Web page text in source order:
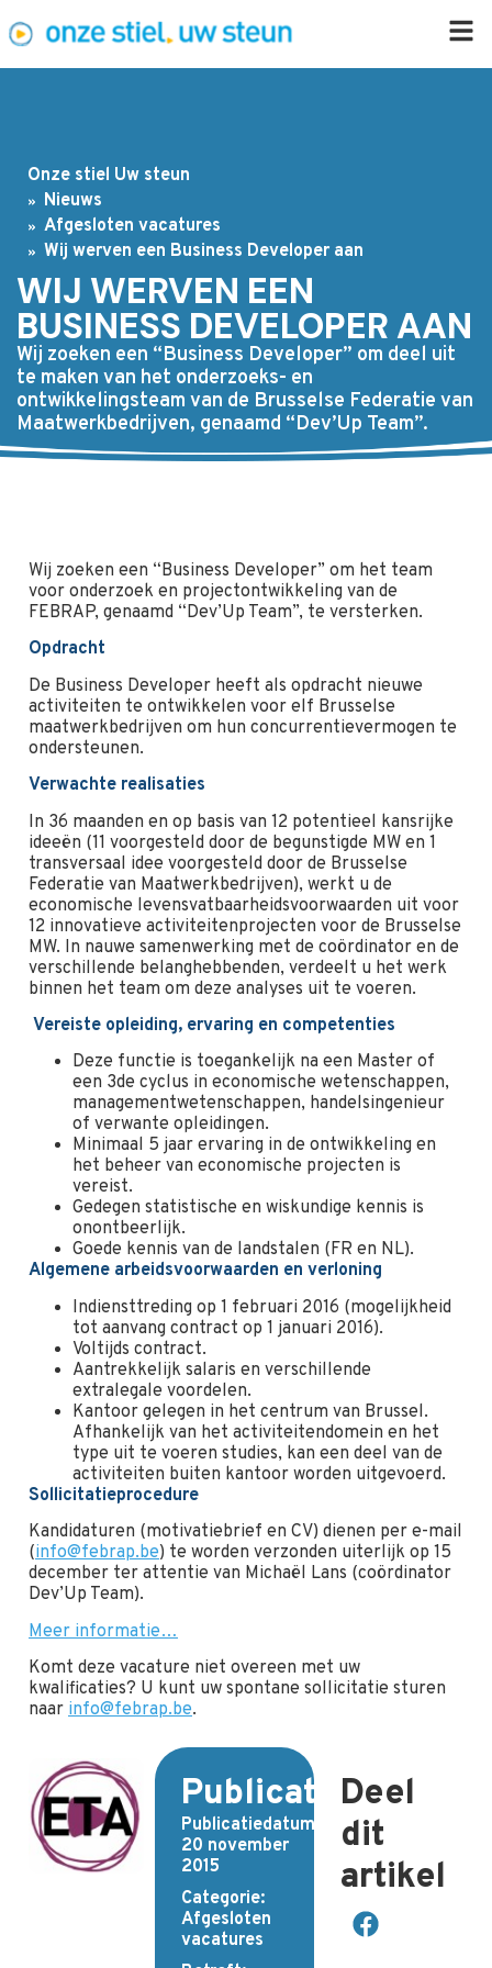
Onze stiel Uw steun
Nieuws
Afgesloten vacatures
Wij werven een Business Developer aan
WIJ WERVEN EEN
BUSINESS DEVELOPER AAN
Wij zoeken een “Business Developer” om deel uit
te maken van het onderzoeks- en
ontwikkelingsteam van de Brusselse Federatie van
Maatwerkbedrijven, genaamd “Dev’Up Team”.
Wij zoeken een “Business Developer” om het team
voor onderzoek en projectontwikkeling van de
FEBRAP, genaamd “Dev’Up Team”, te versterken.
Opdracht
De Business Developer heeft als opdracht nieuwe
activiteiten te ontwikkelen voor elf Brusselse
maatwerkbedrijven om hun concurrentievermogen te
ondersteunen.
Verwachte realisaties
In 36 maanden en op basis van 12 potentieel kansrijke
ideeën (11 voorgesteld door de begunstigde MW en 1
transversaal idee voorgesteld door de Brusselse
Federatie van Maatwerkbedrijven), werkt u de
economische levensvatbaarheidsvoorwaarden uit voor
12 innovatieve activiteitenprojecten voor de Brusselse
MW. In nauwe samenwerking met de coördinator en de
verschillende belanghebbenden, verdeelt u het werk
binnen het team om deze analyses uit te voeren.
Vereiste opleiding, ervaring en competenties
Deze functie is toegankelijk na een Master of
een 3de cyclus in economische wetenschappen,
managementwetenschappen, handelsingenieur
of verwante opleidingen.
Minimaal 5 jaar ervaring in de ontwikkeling en
het beheer van economische projecten is
vereist.
Gedegen statistische en wiskundige kennis is
onontbeerlijk.
Goede kennis van de landstalen (FR en NL).
Algemene arbeidsvoorwaarden en verloning
Indiensttreding op 1 februari 2016 (mogelijkheid
tot aanvang contract op 1 januari 2016).
Voltijds contract.
Aantrekkelijk salaris en verschillende
extralegale voordelen.
Kantoor gelegen in het centrum van Brussel.
Afhankelijk van het activiteitendomein en het
type uit te voeren studies, kan een deel van de
activiteiten buiten kantoor worden uitgevoerd.
Sollicitatieprocedure
Kandidaturen (motivatiebrief en CV) dienen per e-mail
(info@febrap.be) te worden verzonden uiterlijk op 15
december ter attentie van Michaël Lans (coördinator
Dev’Up Team).
Meer informatie…
Komt deze vacature niet overeen met uw
kwalificaties? U kunt uw spontane sollicitatie sturen
naar info@febrap.be.
Publicatiedetails
Publicatiedatum:
20 november
2015
Categorie:
Afgesloten
vacatures
Deel
dit
artikel